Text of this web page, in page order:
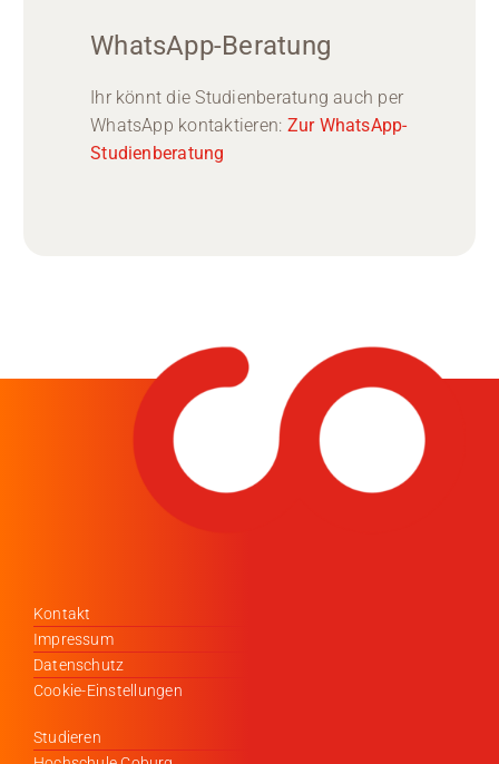
WhatsApp-Beratung
Ihr könnt die Studienberatung auch per
WhatsApp kontaktieren: Zur WhatsApp-
Studienberatung
Kontakt
Impressum
Datenschutz
Cookie-Einstellungen
Studieren